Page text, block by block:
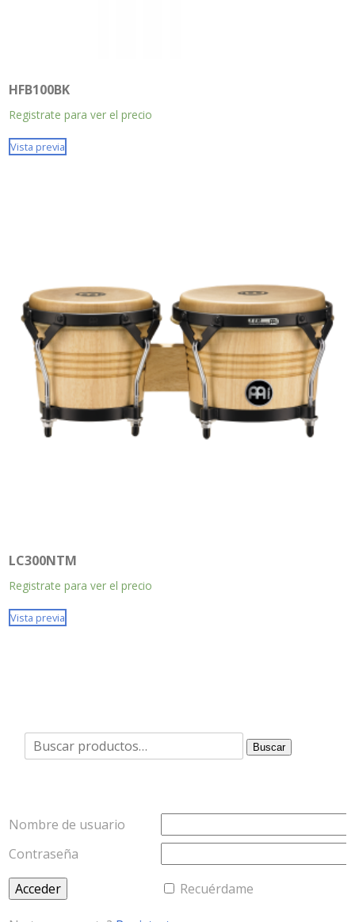
HFB100BK
Registrate para ver el precio
Vista previa
LC300NTM
Registrate para ver el precio
Vista previa
Buscar
por:
Buscar
Nombre de usuario
Contraseña
Recuérdame